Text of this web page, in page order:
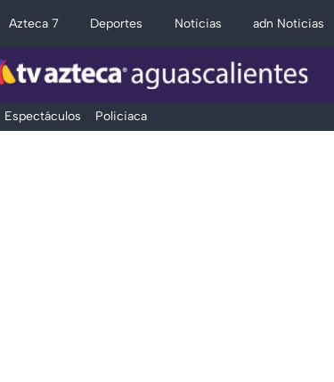
Azteca 7 Deportes Noticias adn Noticias
Espectáculos Policiaca